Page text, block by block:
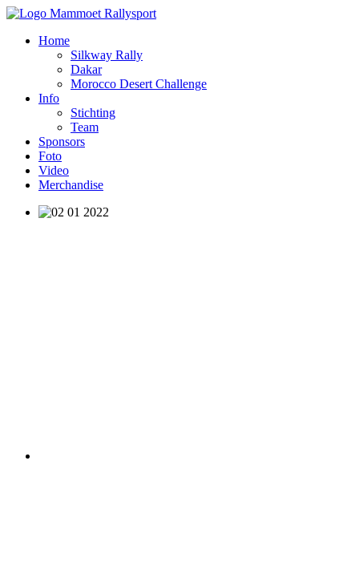
Home
Silkway Rally
Dakar
Morocco Desert Challenge
Info
Stichting
Team
Sponsors
Foto
Video
Merchandise